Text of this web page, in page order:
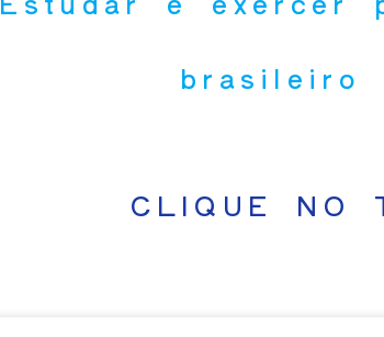
brasileiro
CLIQUE NO